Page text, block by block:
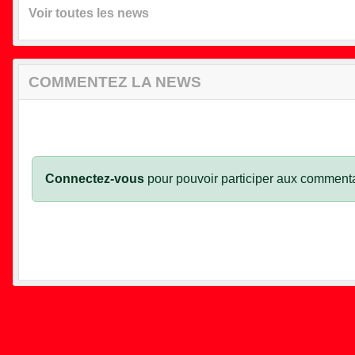
Voir toutes les news
COMMENTEZ LA NEWS
Connectez-vous pour pouvoir participer aux